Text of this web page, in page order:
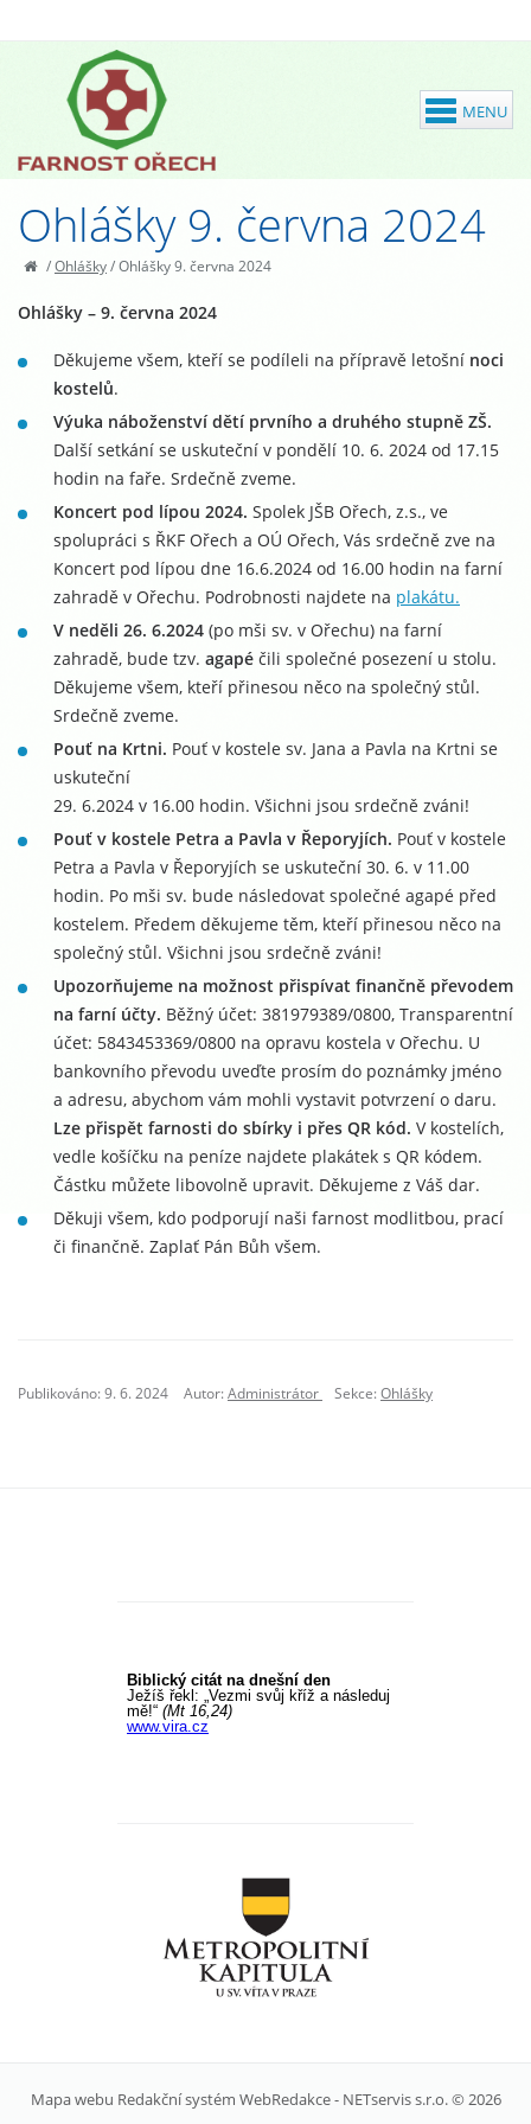
Ohlášky 9. června 2024
/Ohlášky/Ohlášky 9. června 2024
Ohlášky – 9. června 2024
Děkujeme všem, kteří se podíleli na přípravě letošní noci
kostelů.
Výuka náboženství dětí prvního a druhého stupně ZŠ.
Další setkání se uskuteční v pondělí 10. 6. 2024 od 17.15
hodin na faře. Srdečně zveme.
Koncert pod lípou 2024. Spolek JŠB Ořech, z.s., ve
spolupráci s ŘKF Ořech a OÚ Ořech, Vás srdečně zve na
Koncert pod lípou dne 16.6.2024 od 16.00 hodin na farní
zahradě v Ořechu. Podrobnosti najdete na plakátu.
V neděli 26. 6.2024 (po mši sv. v Ořechu) na farní
zahradě, bude tzv. agapé čili společné posezení u stolu.
Děkujeme všem, kteří přinesou něco na společný stůl.
Srdečně zveme.
Pouť na Krtni. Pouť v kostele sv. Jana a Pavla na Krtni se
uskuteční
29. 6.2024 v 16.00 hodin. Všichni jsou srdečně zváni!
Pouť v kostele Petra a Pavla v Řeporyjích. Pouť v kostele
Petra a Pavla v Řeporyjích se uskuteční 30. 6. v 11.00
hodin. Po mši sv. bude následovat společné agapé před
kostelem. Předem děkujeme těm, kteří přinesou něco na
společný stůl. Všichni jsou srdečně zváni!
Upozorňujeme na možnost přispívat finančně převodem
na farní účty. Běžný účet: 381979389/0800, Transparentní
účet: 5843453369/0800 na opravu kostela v Ořechu. U
bankovního převodu uveďte prosím do poznámky jméno
a adresu, abychom vám mohli vystavit potvrzení o daru.
Lze přispět farnosti do sbírky i přes QR kód. V kostelích,
vedle košíčku na peníze najdete plakátek s QR kódem.
Částku můžete libovolně upravit. Děkujeme z Váš dar.
Děkuji všem, kdo podporují naši farnost modlitbou, prací
či finančně. Zaplať Pán Bůh všem.
Publikováno: 9. 6. 2024 Autor:Administrátor Sekce:Ohlášky
Mapa webu Redakční systém WebRedakce- NETservis s.r.o.© 2026